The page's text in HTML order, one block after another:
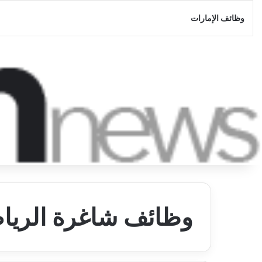
وظائف الإمارات
وظائف شاغرة